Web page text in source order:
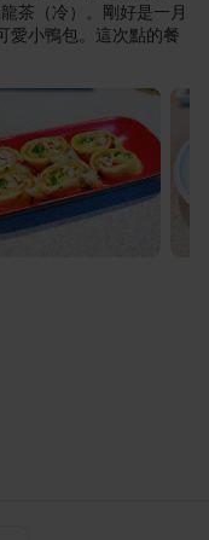
茶（冷）。剛好是一月
愛小鴨包。這次點的餐